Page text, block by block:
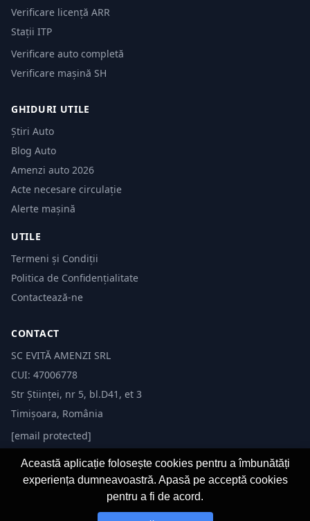
Verificare licență ARR
Stații ITP
Verificare auto completă
Verificare mașină SH
GHIDURI UTILE
Știri Auto
Blog Auto
Amenzi auto 2026
Acte necesare circulație
Alerte mașină
UTILE
Termeni și Condiții
Politica de Confidențialitate
Contactează-ne
CONTACT
SC EVITĂ AMENZI SRL
CUI: 47006778
Str Științei, nr 5, bl.D41, et 3
Timișoara, România
[email protected]
© 2026 Evită Amenzi. Toate drepturile rezervate. Dezvoltat de
Această aplicație folosește cookies pentru a îmbunătăți
experiența dumneavoastră. Apasă pe acceptă cookies
pentru a fi de acord.